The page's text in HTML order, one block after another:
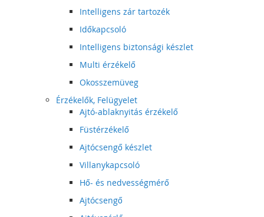
Intelligens zár tartozék
Időkapcsoló
Intelligens biztonsági készlet
Multi érzékelő
Okosszemüveg
Érzékelők, Felügyelet
Ajtó-ablaknyitás érzékelő
Füstérzékelő
Ajtócsengő készlet
Villanykapcsoló
Hő- és nedvességmérő
Ajtócsengő